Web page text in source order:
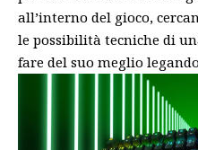
all’interno del gioco,
le possibilità tecniche di
fare del suo meglio